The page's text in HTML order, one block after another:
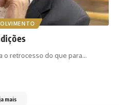
o retrocesso do que para…
mais